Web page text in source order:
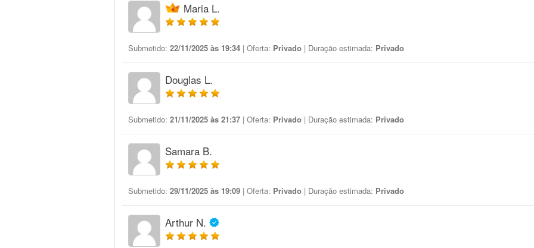
Maria L.
Submetido: 22/11/2025 às 19:34 | Oferta: Privado | Duração estimada: Privado
Douglas L.
Submetido: 21/11/2025 às 21:37 | Oferta: Privado | Duração estimada: Privado
Samara B.
Submetido: 29/11/2025 às 19:09 | Oferta: Privado | Duração estimada: Privado
Arthur N.